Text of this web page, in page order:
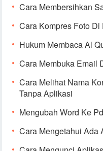
Cara Membersihkan
Cara Kompres Foto Di
Hukum Membaca Al
Cara Membuka Email
Cara Melihat Nama
Tanpa Aplikasi
Mengubah Word Ke
Cara Mengetahui Ada